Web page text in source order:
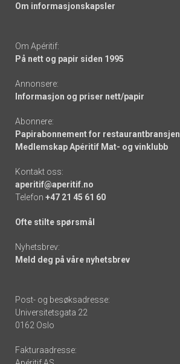
Om informasjonskapsler
Om Apéritif:
På nett og papir siden 1995
Annonsere:
Informasjon og priser nett/papir
Abonnere:
Papirabonnement for restaurantbransjen
Medlemskap Apéritif Mat- og vinklubb
Kontakt oss:
aperitif@aperitif.no
Telefon +47 21 45 61 60
Ofte stilte spørsmål
Nyhetsbrev:
Meld deg på våre nyhetsbrev
Post- og besøksadresse:
Universitetsgata 22
0162 Oslo
Fakturaadresse: